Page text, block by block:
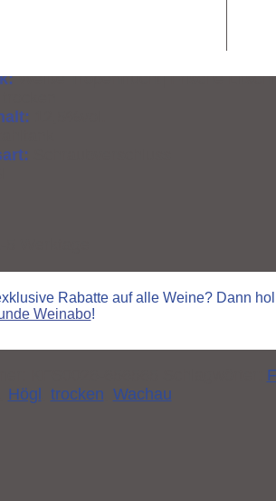
Weiße Tropenfrucht| Frische
Rabatte auf alle Weine? Dann
Weinabo!
Högl trocken Wachau